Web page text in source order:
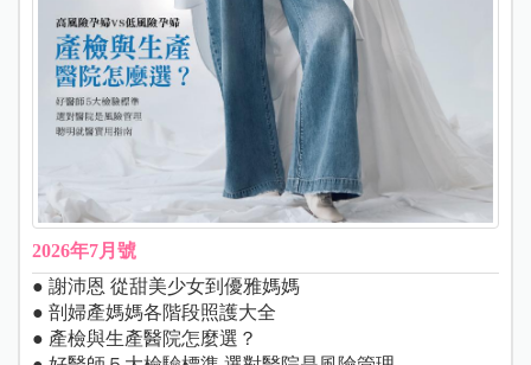
2026年7月號
● 謝沛恩 從甜美少女到優雅媽媽
● 剖婦產媽媽各階段照護大全
● 產檢與生產醫院怎麼選？